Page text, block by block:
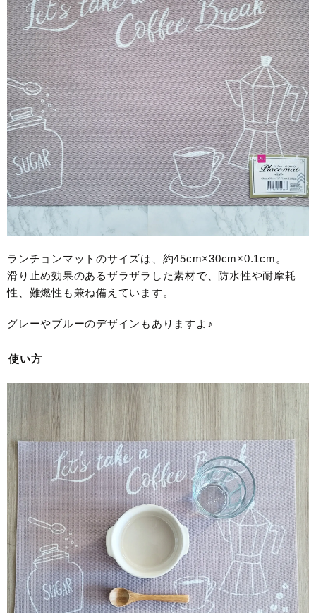
ランチョンマットのサイズは、約45cm×30cm×0.1cm。
滑り止め効果のあるザラザラした素材で、防水性や耐摩耗
性、難燃性も兼ね備えています。
グレーやブルーのデザインもありますよ♪
使い方